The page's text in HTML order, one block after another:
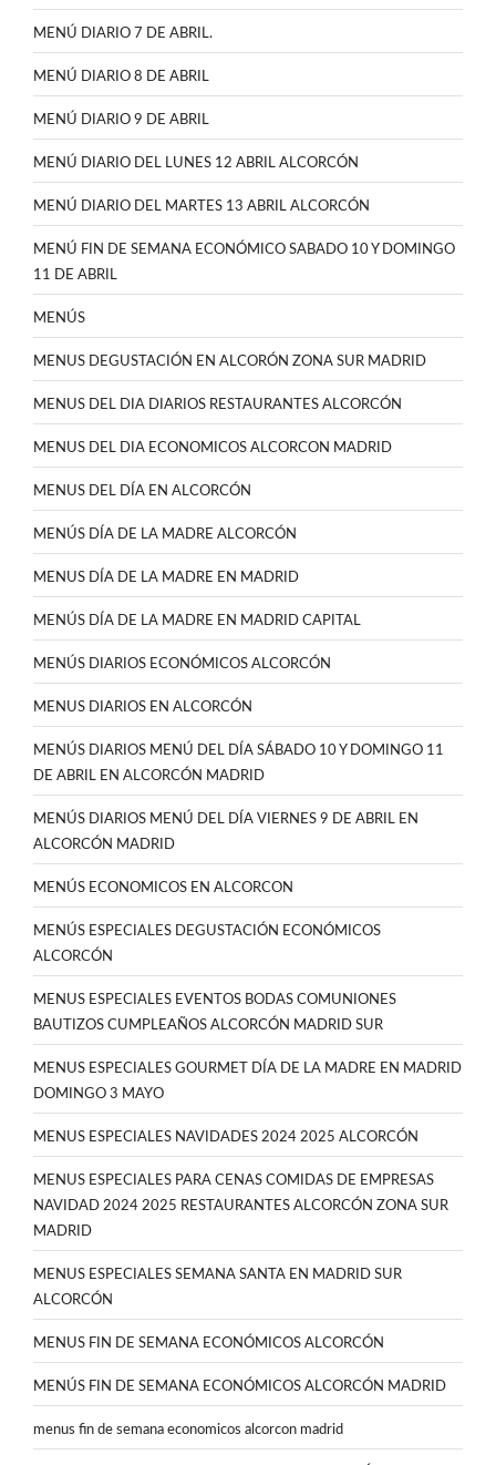
MENÚ DIARIO 7 DE ABRIL.
MENÚ DIARIO 8 DE ABRIL
MENÚ DIARIO 9 DE ABRIL
MENÚ DIARIO DEL LUNES 12 ABRIL ALCORCÓN
MENÚ DIARIO DEL MARTES 13 ABRIL ALCORCÓN
MENÚ FIN DE SEMANA ECONÓMICO SABADO 10 Y DOMINGO
11 DE ABRIL
MENÚS
MENUS DEGUSTACIÓN EN ALCORÓN ZONA SUR MADRID
MENUS DEL DIA DIARIOS RESTAURANTES ALCORCÓN
MENUS DEL DIA ECONOMICOS ALCORCON MADRID
MENUS DEL DÍA EN ALCORCÓN
MENÚS DÍA DE LA MADRE ALCORCÓN
MENUS DÍA DE LA MADRE EN MADRID
MENÚS DÍA DE LA MADRE EN MADRID CAPITAL
MENÚS DIARIOS ECONÓMICOS ALCORCÓN
MENUS DIARIOS EN ALCORCÓN
MENÚS DIARIOS MENÚ DEL DÍA SÁBADO 10 Y DOMINGO 11
DE ABRIL EN ALCORCÓN MADRID
MENÚS DIARIOS MENÚ DEL DÍA VIERNES 9 DE ABRIL EN
ALCORCÓN MADRID
MENÚS ECONOMICOS EN ALCORCON
MENÚS ESPECIALES DEGUSTACIÓN ECONÓMICOS
ALCORCÓN
MENUS ESPECIALES EVENTOS BODAS COMUNIONES
BAUTIZOS CUMPLEAÑOS ALCORCÓN MADRID SUR
MENUS ESPECIALES GOURMET DÍA DE LA MADRE EN MADRID
DOMINGO 3 MAYO
MENUS ESPECIALES NAVIDADES 2024 2025 ALCORCÓN
MENUS ESPECIALES PARA CENAS COMIDAS DE EMPRESAS
NAVIDAD 2024 2025 RESTAURANTES ALCORCÓN ZONA SUR
MADRID
MENUS ESPECIALES SEMANA SANTA EN MADRID SUR
ALCORCÓN
MENUS FIN DE SEMANA ECONÓMICOS ALCORCÓN
MENÚS FIN DE SEMANA ECONÓMICOS ALCORCÓN MADRID
menus fin de semana economicos alcorcon madrid